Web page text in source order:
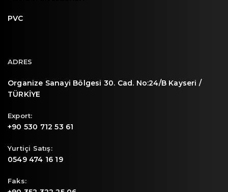
PVC
ADRES
Organize Sanayi Bölgesi 30. Cad. No:24/B Kayseri /
TÜRKİYE
Export:
+90 530 712 53 61
Yurtiçi Satış:
0549 474 16 19
Faks: